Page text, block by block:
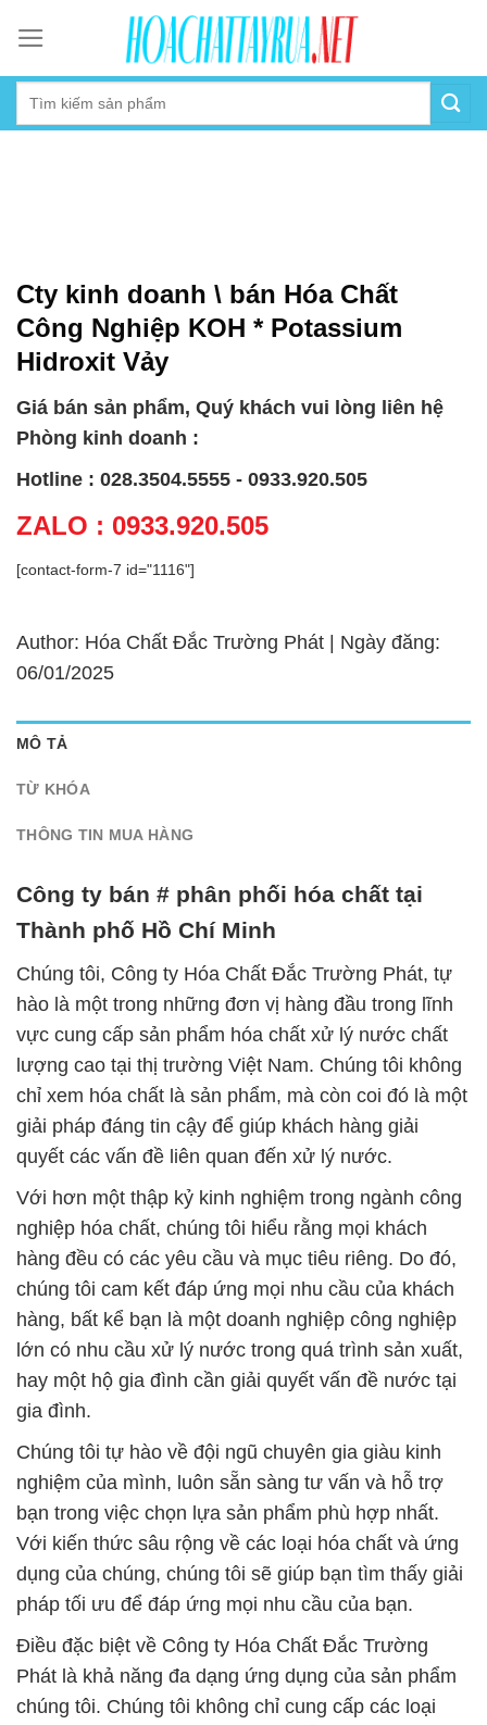
content
Cty kinh doanh \ bán Hóa Chất
Công Nghiệp KOH * Potassium
Hidroxit Vảy
Giá bán sản phẩm, Quý khách vui lòng liên hệ
Phòng kinh doanh :
Hotline : 028.3504.5555 - 0933.920.505
ZALO : 0933.920.505
[contact-form-7 id="1116"]
Author: Hóa Chất Đắc Trường Phát | Ngày đăng:
06/01/2025
MÔ TẢ
TỪ KHÓA
THÔNG TIN MUA HÀNG
Công ty bán # phân phối hóa chất tại
Thành phố Hồ Chí Minh
Chúng tôi, Công ty Hóa Chất Đắc Trường Phát, tự
hào là một trong những đơn vị hàng đầu trong lĩnh
vực cung cấp sản phẩm hóa chất xử lý nước chất
lượng cao tại thị trường Việt Nam. Chúng tôi không
chỉ xem hóa chất là sản phẩm, mà còn coi đó là một
giải pháp đáng tin cậy để giúp khách hàng giải
quyết các vấn đề liên quan đến xử lý nước.
Với hơn một thập kỷ kinh nghiệm trong ngành công
nghiệp hóa chất, chúng tôi hiểu rằng mọi khách
hàng đều có các yêu cầu và mục tiêu riêng. Do đó,
chúng tôi cam kết đáp ứng mọi nhu cầu của khách
hàng, bất kể bạn là một doanh nghiệp công nghiệp
lớn có nhu cầu xử lý nước trong quá trình sản xuất,
hay một hộ gia đình cần giải quyết vấn đề nước tại
gia đình.
Chúng tôi tự hào về đội ngũ chuyên gia giàu kinh
nghiệm của mình, luôn sẵn sàng tư vấn và hỗ trợ
bạn trong việc chọn lựa sản phẩm phù hợp nhất.
Với kiến thức sâu rộng về các loại hóa chất và ứng
dụng của chúng, chúng tôi sẽ giúp bạn tìm thấy giải
pháp tối ưu để đáp ứng mọi nhu cầu của bạn.
Điều đặc biệt về Công ty Hóa Chất Đắc Trường
Phát là khả năng đa dạng ứng dụng của sản phẩm
chúng tôi. Chúng tôi không chỉ cung cấp các loại